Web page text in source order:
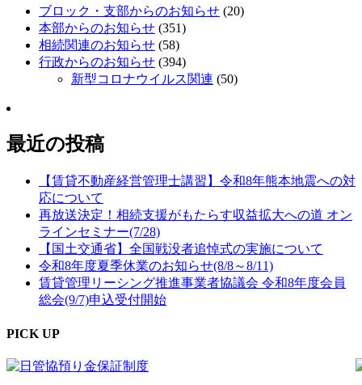
ブロック・支部からのお知らせ (20)
本部からのお知らせ (351)
相続関連のお知らせ (58)
行政からのお知らせ (394)
新型コロナウイルス関連 (50)
最近の投稿
【賃貸不動産経営管理士講習】令和8年熊本地震への対
応について
再放送決定！相続支援がもたらす収益拡大への道 オン
ラインセミナー(7/28)
【国土交通省】全国戦没者追悼式の実施について
令和8年度夏季休業のお知らせ(8/8～8/11)
賃貸管理リーシング推進事業者協議会 令和8年度会員
総会(9/7)申込受付開始
PICK UP